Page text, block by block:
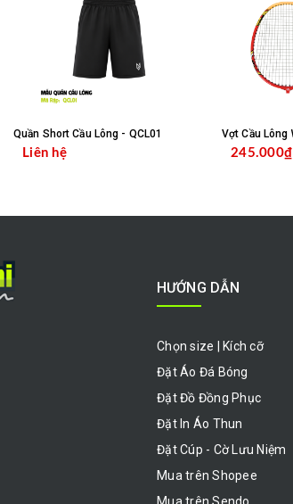
Quần Short Cầu Lông - QCL01
Liên hệ
Vợt Cầu Lông
245.000₫
HƯỚNG DẪN
Chọn size | Kích cỡ
Đặt Áo Đá Bóng
Đặt Đồ Đồng Phục
Đặt In Áo Thun
Đặt Cúp - Cờ Lưu Niệm
Mua trên Shopee